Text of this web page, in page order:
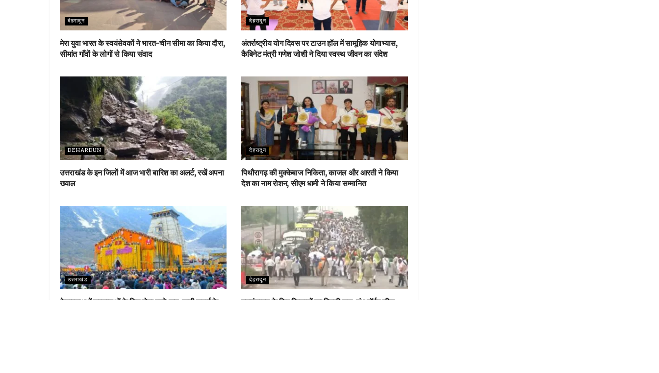
देहरादून
मेरा युवा भारत के स्वयंसेवकों ने भारत-चीन सीमा का किया दौरा,
सीमांत गाँवों के लोगों से किया संवाद
देहरादून
अंतर्राष्ट्रीय योग दिवस पर टाउन हॉल में सामूहिक योगाभ्यास,
कैबिनेट मंत्री गणेश जोशी ने दिया स्वस्थ जीवन का संदेश
DEHARDUN
उत्तराखंड के इन जिलों में आज भारी बारिश का अलर्ट, रखें अपना
ख्याल
देहरादून
पिथौरागढ़ की मुक्केबाज निकिता, काजल और आरती ने किया
देश का नाम रोशन, सीएम धामी ने किया सम्मानित
उत्तराखंड
केदारनाथ में श्रद्धालुओं के लिए होगा वनवे रूट, खड़ी चढ़ाई के
देहरादून
महापंचायत के लिए किसानों का दिल्ली कूच, शंभू बॉर्डर सील;